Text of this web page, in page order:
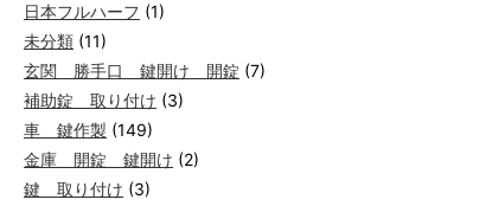
日本フルハーフ (1)
未分類 (11)
玄関 勝手口 鍵開け 開錠 (7)
補助錠 取り付け (3)
車 鍵作製 (149)
金庫 開錠 鍵開け (2)
鍵 取り付け (3)